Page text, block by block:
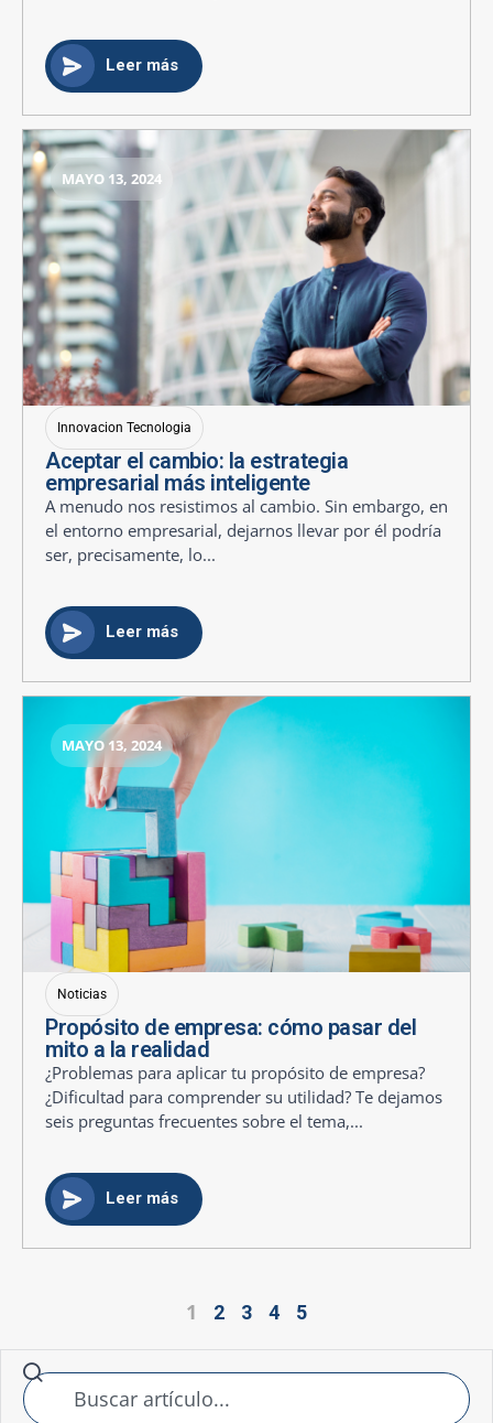
Leer más
MAYO 13, 2024
Innovacion Tecnologia
Aceptar el cambio: la estrategia
empresarial más inteligente
A menudo nos resistimos al cambio. Sin embargo, en
el entorno empresarial, dejarnos llevar por él podría
ser, precisamente, lo...
Leer más
MAYO 13, 2024
Noticias
Propósito de empresa: cómo pasar del
mito a la realidad
¿Problemas para aplicar tu propósito de empresa?
¿Dificultad para comprender su utilidad? Te dejamos
seis preguntas frecuentes sobre el tema,...
Leer más
1 2 3 4 5